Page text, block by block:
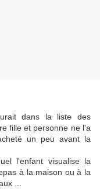
dans la liste des
fille et personne ne l'a
un peu avant la
l'enfant visualise la
à la maison ou à la
...